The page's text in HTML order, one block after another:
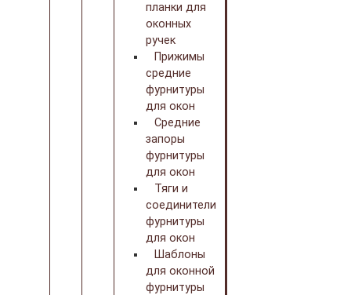
планки для
оконных
ручек
Прижимы
средние
фурнитуры
для окон
Средние
запоры
фурнитуры
для окон
Тяги и
соединители
фурнитуры
для окон
Шаблоны
для оконной
фурнитуры